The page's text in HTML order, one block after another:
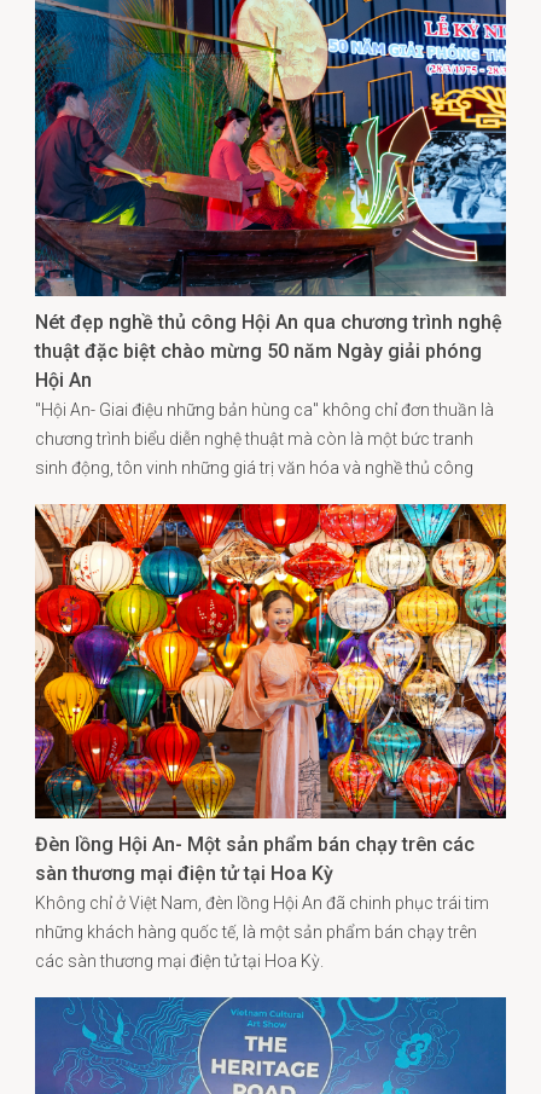
Nét đẹp nghề thủ công Hội An qua chương trình nghệ
thuật đặc biệt chào mừng 50 năm Ngày giải phóng
Hội An
"Hội An- Giai điệu những bản hùng ca" không chỉ đơn thuần là
chương trình biểu diễn nghệ thuật mà còn là một bức tranh
sinh động, tôn vinh những giá trị văn hóa và nghề thủ công
Đèn lồng Hội An- Một sản phẩm bán chạy trên các
sàn thương mại điện tử tại Hoa Kỳ
Không chỉ ở Việt Nam, đèn lồng Hội An đã chinh phục trái tim
những khách hàng quốc tế, là một sản phẩm bán chạy trên
các sàn thương mại điện tử tại Hoa Kỳ.